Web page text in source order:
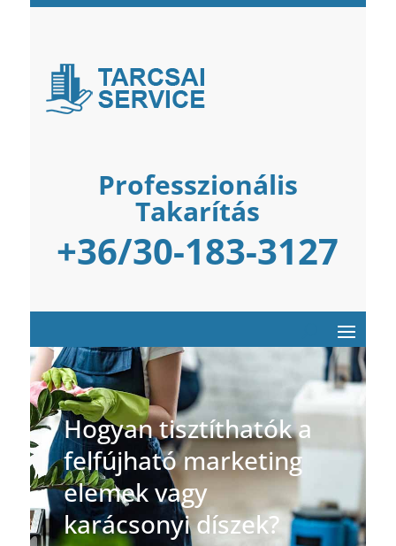
Professzionális
Takarítás
+36/30-183-3127
Hogyan tisztíthatók a
felfújható marketing
elemek vagy
karácsonyi díszek?